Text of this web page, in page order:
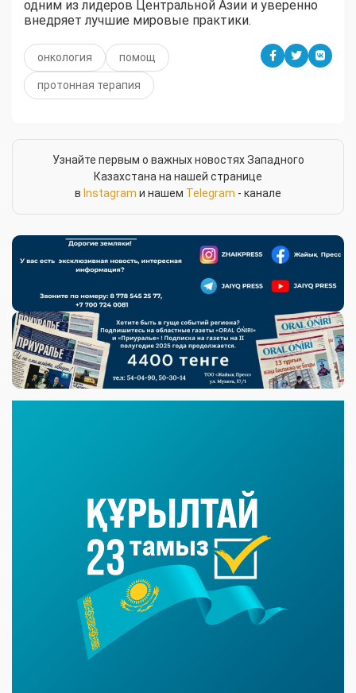
одним из лидеров Центральной Азии и уверенно
внедряет лучшие мировые практики.
онкология помощ
протонная терапия
Узнайте первым о важных новостях Западного
Казахстана на нашей странице
в Instagram и нашем Telegram - канале